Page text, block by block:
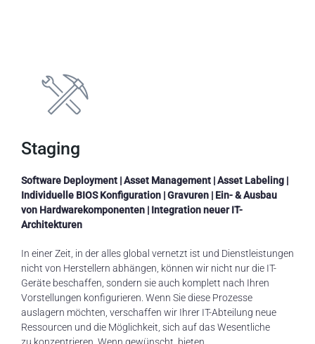
Staging
Software Deployment | Asset Management | Asset Labeling |
Individuelle BIOS Konfiguration | Gravuren | Ein- & Ausbau
von Hardwarekomponenten | Integration neuer IT-
Architekturen
In einer Zeit, in der alles global vernetzt ist und Dienstleistungen
nicht von Herstellern abhängen, können wir nicht nur die IT-
Geräte beschaffen , sondern sie auch komplett nach Ihren
Vorstellungen konfigurieren. Wenn Sie diese Prozesse
auslagern möchten verschaffen wir Ihrer IT-Abteilung neue
Ressourcen und die Möglichkeit, sich aufdas Wesentliche